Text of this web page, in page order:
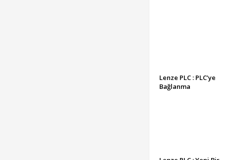
Lenze PLC : PLC’ye
Bağlanma